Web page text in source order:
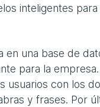
inteligentes
en una base de
para la empresa.
usuarios con los
y frases. Por